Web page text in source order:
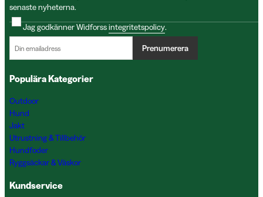
senaste nyheterna.
Jag godkänner Widforssintegritetspolicy.
Prenumerera
Populära Kategorier
Outdoor
Hund
Jakt
Utrustning & Tillbehör
Hundfoder
Ryggsäckar & Väskor
Kundservice